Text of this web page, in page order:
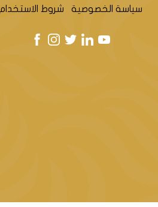
سياسة الخصوصية شروط الاستخدام